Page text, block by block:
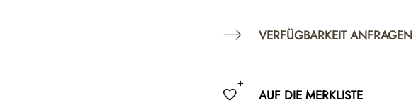
VERFÜGBARKEIT ANFRAGEN
AUF DIE MERKLISTE